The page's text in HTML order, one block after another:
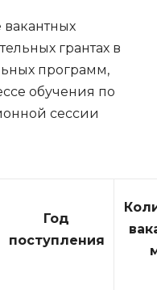
грантах в
программ,
обучения по
сессии
Год
поступления